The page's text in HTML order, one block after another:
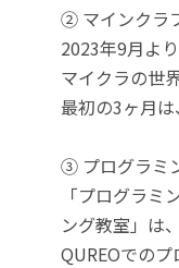
② マインクラ
2023年9月よ
マイクラの世
最初の3ヶ月
③ プログラミ
「プログラ
ング教室」は
QUREOでの